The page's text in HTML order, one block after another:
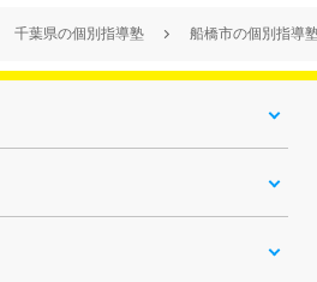
千葉県の個別指導塾 船橋市の個別指導